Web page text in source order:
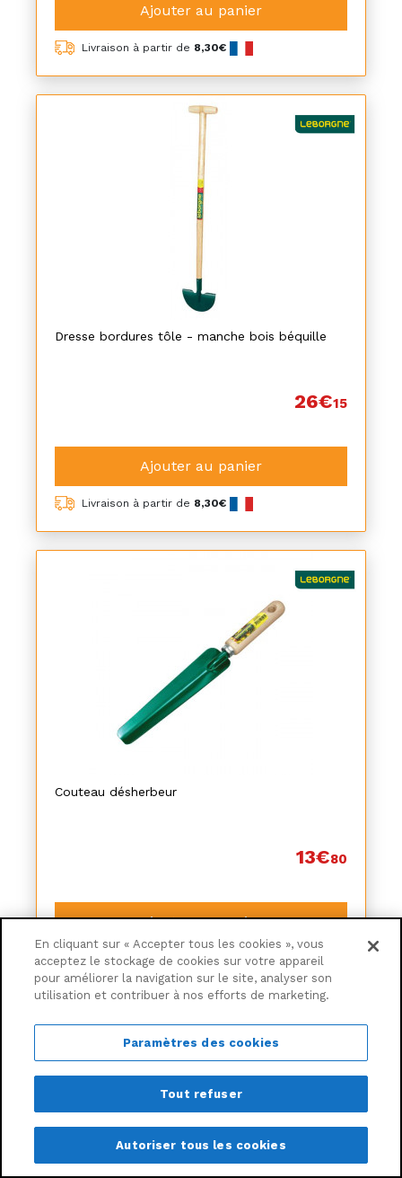
Ajouter au panier
Livraison à partir de 8,30€
Dresse bordures tôle - manche bois béquille
26€15
Ajouter au panier
Livraison à partir de 8,30€
Couteau désherbeur
13€80
Ajouter au panier
Livraison à partir de8,30€
En cliquant sur « Accepter tous les cookies », vous
acceptez le stockage de cookies sur votre appareil
pour améliorer la navigation sur le site, analyser son
utilisation et contribuer à nos efforts de marketing.
Paramètres des cookies
Tout refuser
Autoriser tous les cookies